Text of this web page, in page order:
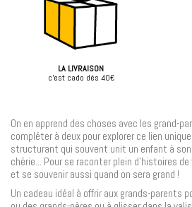
LA LIVRAISON
c'est cado dès 40€
On en apprend des choses avec les grand-
compléter à deux pour explorer ce lien
structurant qui souvent unit un enfant à son
chérie... Pour se raconter plein d’histoires
et se souvenir aussi quand on sera grand !
Un cadeau idéal à offrir aux grands-parents